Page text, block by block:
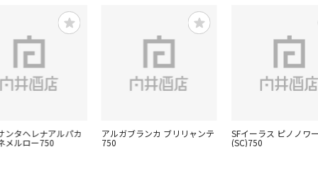
ンタヘレナアルパカ
メルロー750
アルガブランカ ブリリャンテ
750
SFイーラス ピノノワ
(SC)750